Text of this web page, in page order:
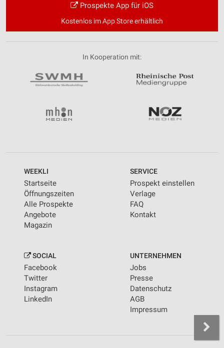
Prospekte App für iOS
Kostenlos im App Store erhältlich
In Kooperation mit:
WEEKLI
Startseite
Öffnungszeiten
Alle Prospekte
Angebote
Magazin
SERVICE
Prospekt einstellen
Verlage
FAQ
Kontakt
SOCIAL
Facebook
Twitter
Instagram
LinkedIn
UNTERNEHMEN
Jobs
Presse
Datenschutz
AGB
Impressum